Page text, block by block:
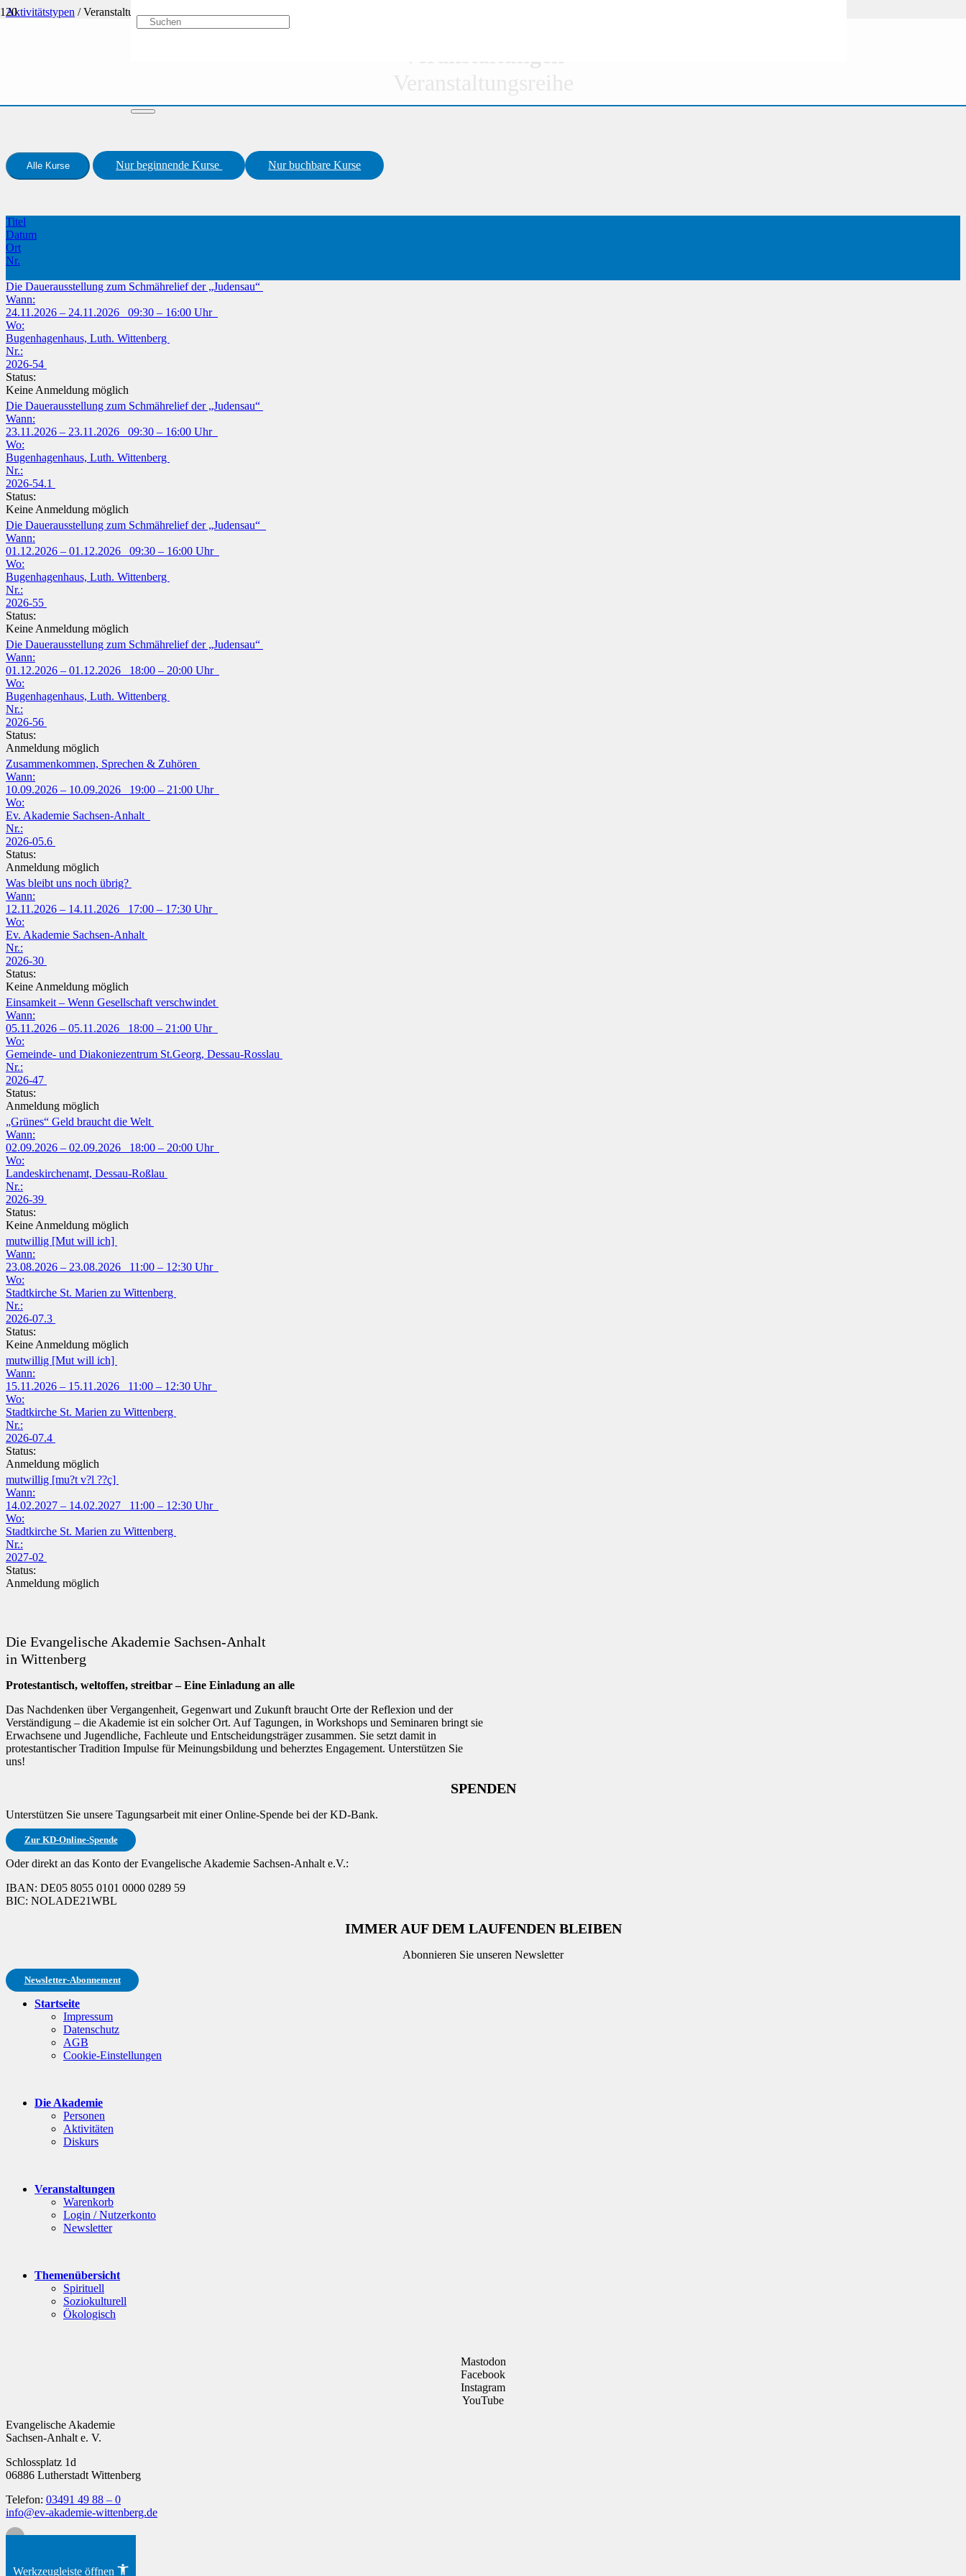
Aktivitätstypen /Veranstaltungsreihe
Veranstaltungen
Alle Kurse Nur beginnende Kurse Nur buchbare Kurse
Titel
Datum
Ort
Nr.
Die Dauerausstellung zum Schmährelief der „Judensau“
Wann:
24.11.2026 – 24.11.2026 09:30 – 16:00 Uhr
Wo:
Bugenhagenhaus, Luth. Wittenberg
Nr.:
2026-54
Status:
Keine Anmeldung möglich
Die Dauerausstellung zum Schmährelief der „Judensau“
Wann:
23.11.2026 – 23.11.2026 09:30 – 16:00 Uhr
Wo:
Bugenhagenhaus, Luth. Wittenberg
Nr.:
2026-54.1
Status:
Keine Anmeldung möglich
Die Dauerausstellung zum Schmährelief der „Judensau“
Wann:
01.12.2026 – 01.12.2026 09:30 – 16:00 Uhr
Wo:
Bugenhagenhaus, Luth. Wittenberg
Nr.:
2026-55
Status:
Keine Anmeldung möglich
Die Dauerausstellung zum Schmährelief der „Judensau“
Wann:
01.12.2026 – 01.12.2026 18:00 – 20:00 Uhr
Wo:
Bugenhagenhaus, Luth. Wittenberg
Nr.:
2026-56
Status:
Anmeldung möglich
Zusammenkommen, Sprechen & Zuhören
Wann:
10.09.2026 – 10.09.2026 19:00 – 21:00 Uhr
Wo:
Ev. Akademie Sachsen-Anhalt
Nr.:
2026-05.6
Status:
Anmeldung möglich
Was bleibt uns noch übrig?
Wann:
12.11.2026 – 14.11.2026 17:00 – 17:30 Uhr
Wo:
Ev. Akademie Sachsen-Anhalt
Nr.:
2026-30
Status:
Keine Anmeldung möglich
Einsamkeit – Wenn Gesellschaft verschwindet
Wann:
05.11.2026 – 05.11.2026 18:00 – 21:00 Uhr
Wo:
Gemeinde- und Diakoniezentrum St.Georg, Dessau-Rosslau
Nr.:
2026-47
Status:
Anmeldung möglich
„Grünes“ Geld braucht die Welt
Wann:
02.09.2026 – 02.09.2026 18:00 – 20:00 Uhr
Wo:
Landeskirchenamt, Dessau-Roßlau
Nr.:
2026-39
Status:
Keine Anmeldung möglich
mutwillig [Mut will ich]
Wann:
23.08.2026 – 23.08.2026 11:00 – 12:30 Uhr
Wo:
Stadtkirche St. Marien zu Wittenberg
Nr.:
2026-07.3
Status:
Keine Anmeldung möglich
mutwillig [Mut will ich]
Wann:
15.11.2026 – 15.11.2026 11:00 – 12:30 Uhr
Wo:
Stadtkirche St. Marien zu Wittenberg
Nr.:
2026-07.4
Status:
Anmeldung möglich
mutwillig [mu?t v?l ??ç]
Wann:
14.02.2027 – 14.02.2027 11:00 – 12:30 Uhr
Wo:
Stadtkirche St. Marien zu Wittenberg
Nr.:
2027-02
Status:
Anmeldung möglich
Die Evangelische Akademie Sachsen-Anhalt
in Wittenberg
Protestantisch, weltoffen, streitbar – Eine Einladung an alle
Das Nachdenken über Vergangenheit, Gegenwart und Zukunft braucht Orte der Reflexion und der
Verständigung – die Akademie ist ein solcher Ort. Auf Tagungen, in Workshops und Seminaren bringt sie
Erwachsene und Jugendliche, Fachleute und Entscheidungsträger zusammen. Sie setzt damit in
protestantischer Tradition Impulse für Meinungsbildung und beherztes Engagement. Unterstützen Sie
uns!
SPENDEN
Unterstützen Sie unsere Tagungsarbeit mit einer Online-Spende bei der KD-Bank.
Zur KD-Online-Spende
Oder direkt an das Konto der Evangelische Akademie Sachsen-Anhalt e.V.:
IBAN: DE05 8055 0101 0000 0289 59
BIC: NOLADE21WBL
IMMER AUF DEM LAUFENDEN BLEIBEN
Abonnieren Sie unseren Newsletter
Newsletter-Abonnement
Startseite
Impressum
Datenschutz
AGB
Cookie-Einstellungen
Die Akademie
Personen
Aktivitäten
Diskurs
Veranstaltungen
Warenkorb
Login / Nutzerkonto
Newsletter
Themenübersicht
Spirituell
Soziokulturell
Ökologisch
Mastodon
Facebook
Instagram
YouTube
Evangelische Akademie
Sachsen-Anhalt e. V.
Schlossplatz 1d
06886 Lutherstadt Wittenberg
Telefon: 03491 49 88 – 0
info@ev-akademie-wittenberg.de
Werkzeugleiste öffnen